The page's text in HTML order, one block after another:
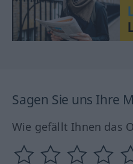
Sagen Sie uns Ihre
Wie gefällt Ihnen das